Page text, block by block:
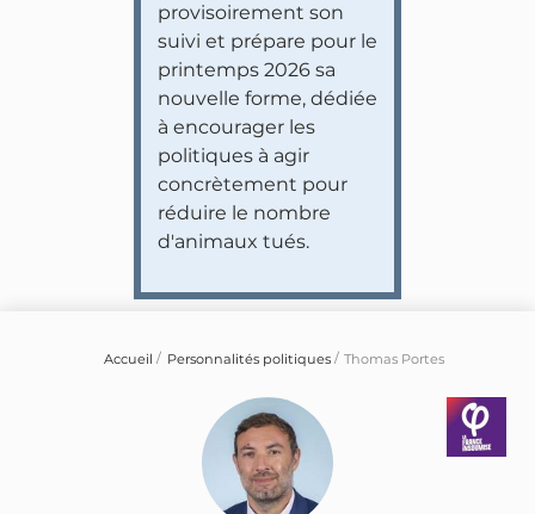
provisoirement son
suivi et prépare pour le
printemps 2026 sa
nouvelle forme, dédiée
à encourager les
politiques à agir
concrètement pour
réduire le nombre
d'animaux tués.
Accueil Personnalités politiques Thomas Portes